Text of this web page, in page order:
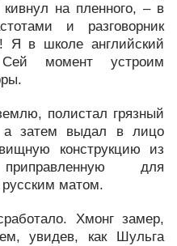
кивнул на пленного, – в
и разговорник
Я в школе английский
момент устроим
полистал грязный
а затем выдал в лицо
конструкцию из
для
матом.
Хмонг замер,
увидев, как Шульга